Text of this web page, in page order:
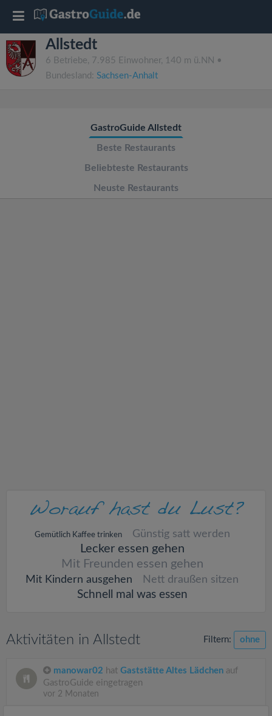
Allstedt
6 Betriebe, 7.985 Einwohner, 140 m ü.NN •
Bundesland: Sachsen-Anhalt
GastroGuide Allstedt
Beste Restaurants
Beliebteste Restaurants
Neuste Restaurants
Gemütlich Kaffee trinken Günstig satt werden
Lecker essen gehen
Mit Freunden essen gehen
Mit Kindern ausgehen Nett draußen sitzen
Schnell mal was essen
Aktivitäten in Allstedt Filtern: ohne
manowar02 hat Gaststätte Altes Lädchen auf
GastroGuide eingetragen
vor 2 Monaten
T
o
g